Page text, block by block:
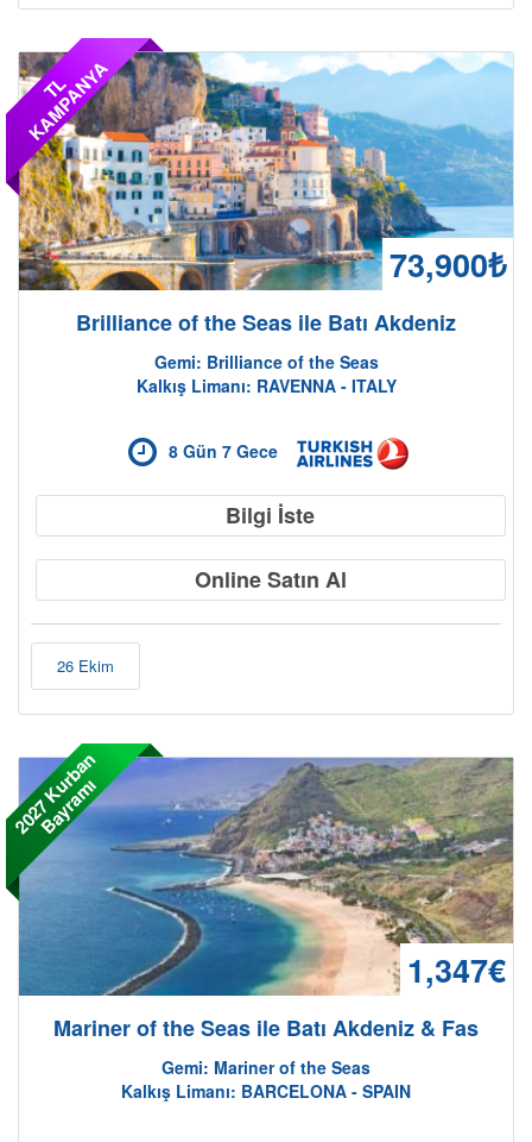
T
L
K
A
M
P
A
N
Y
A
73,900₺
Brilliance of the Seas ile Batı Akdeniz
Gemi: Brilliance of the Seas
Kalkış Limanı: RAVENNA - ITALY
8 Gün 7 Gece
Bilgi İste
Online Satın Al
26 Ekim
2
0
2
7
K
u
r
b
a
n
B
a
y
r
a
m
ı
1,347€
Mariner of the Seas ile Batı Akdeniz & Fas
Gemi: Mariner of the Seas
Kalkış Limanı: BARCELONA - SPAIN